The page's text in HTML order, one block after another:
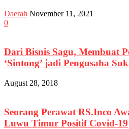
Daerah November 11, 2021
0
Dari Bisnis Sagu, Membuat
‘Sintong’ jadi Pengusaha
August 28, 2018
Seorang Perawat RS.Inco
Luwu Timur Positif Covid-19